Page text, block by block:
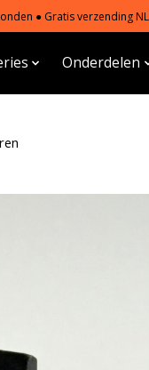
● Gratis verzending
Onderdelen